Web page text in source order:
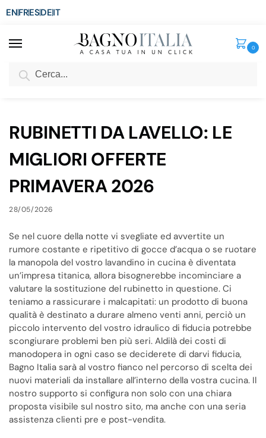
ENFRESDEIT
0
SCONTO del 3%
RUBINETTI DA LAVELLO: LE
MIGLIORI OFFERTE
PRIMAVERA 2026
28/05/2026
Se nel cuore della notte vi svegliate ed avvertite un
rumore costante e ripetitivo di gocce d’acqua o se ruotare
la manopola del vostro lavandino in cucina è diventata
un’impresa titanica, allora bisognerebbe incominciare a
valutare la sostituzione del rubinetto in questione. Ci
teniamo a rassicurare i malcapitati: un prodotto di buona
qualità è destinato a durare almeno venti anni, perciò un
piccolo intervento del vostro idraulico di fiducia potrebbe
scongiurare problemi ben più seri. Aldilà dei costi di
manodopera in ogni caso se deciderete di darvi fiducia,
Bagno Italia sarà al vostro fianco nel percorso di scelta dei
nuovi materiali da installare all’interno della vostra cucina. Il
nostro supporto si configura non solo con una chiara
proposta visibile sul nostro sito, ma anche con una seria
assistenza clienti pre e post-vendita.